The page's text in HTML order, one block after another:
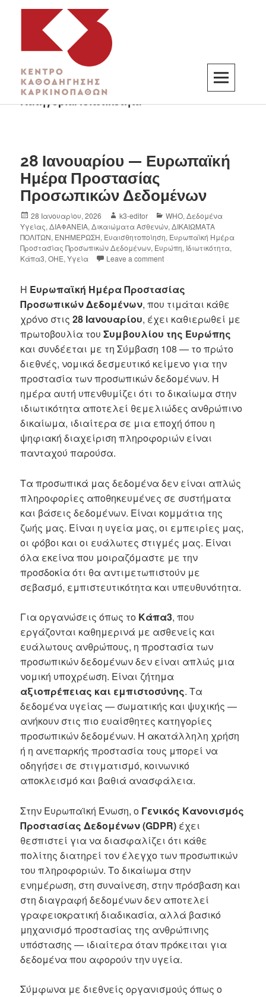
K3
ΚΕΝΤΡΟ ΚΑΘΟΔΗΓΗΣΗΣ ΚΑΡΚΙΝΟΠΑΘΩΝ
Κατηγορία:Ιδιωτικότητα
28 Ιανουαρίου — Ευρωπαϊκή
Ημέρα Προστασίας
Προσωπικών Δεδομένων
28 Ιανουαρίου, 2026 k3-editor WHO,Δεδομένα
Υγείας,ΔΙΑΦΑΝΕΙΑ,Δικαιώματα Ασθενών,ΔΙΚΑΙΩΜΑΤΑ
ΠΟΛΙΤΩΝ, ΕΝΗΜΕΡΩΣΗ, Ευαισθητοποίηση, Ευρωπαϊκή Ημέρα
Προστασίας Προσωπικών Δεδομένων, Ευρώπη, Ιδιωτικότητα,
Κάπα3,ΟΗΕ,Υγεία Leave a comment
Η Ευρωπαϊκή Ημέρα Προστασίας
Προσωπικών Δεδομένων, που τιμάται κάθε
χρόνο στις28 Ιανουαρίου, έχει καθιερωθεί με
πρωτοβουλία τουΣυμβουλίου της Ευρώπης
και συνδέεται με τη Σύμβαση 108 — το πρώτο
διεθνές, νομικά δεσμευτικό κείμενο για την
προστασία των προσωπικών δεδομένων. Η
ημέρα αυτή υπενθυμίζει ότι το δικαίωμα στην
ιδιωτικότητα αποτελεί θεμελιώδες ανθρώπινο
δικαίωμα, ιδιαίτερα σε μια εποχή όπου η
ψηφιακή διαχείριση πληροφοριών είναι
πανταχού παρούσα.
Τα προσωπικά μας δεδομένα δεν είναι απλώς
πληροφορίες αποθηκευμένες σε συστήματα
και βάσεις δεδομένων. Είναι κομμάτια της
ζωής μας. Είναι η υγεία μας, οι εμπειρίες μας,
οι φόβοι και οι ευάλωτες στιγμές μας. Είναι
όλα εκείνα που μοιραζόμαστε με την
προσδοκία ότι θα αντιμετωπιστούν με
σεβασμό, εμπιστευτικότητα και υπευθυνότητα.
Για οργανώσεις όπως το Κάπα3, που
εργάζονται καθημερινά με ασθενείς και
ευάλωτους ανθρώπους, η προστασία των
προσωπικών δεδομένων δεν είναι απλώς μια
νομική υποχρέωση. Είναι ζήτημα
αξιοπρέπειας και εμπιστοσύνης. Τα
δεδομένα υγείας — σωματικής και ψυχικής —
ανήκουν στις πιο ευαίσθητες κατηγορίες
προσωπικών δεδομένων. Η ακατάλληλη χρήση
ή η ανεπαρκής προστασία τους μπορεί να
οδηγήσει σε στιγματισμό, κοινωνικό
αποκλεισμό και βαθιά ανασφάλεια.
Στην Ευρωπαϊκή Ένωση, ο Γενικός Κανονισμός
Προστασίας Δεδομένων (GDPR) έχει
θεσπιστεί για να διασφαλίζει ότι κάθε
πολίτης διατηρεί τον έλεγχο των προσωπικών
του πληροφοριών. Το δικαίωμα στην
ενημέρωση, στη συναίνεση, στην πρόσβαση και
στη διαγραφή δεδομένων δεν αποτελεί
γραφειοκρατική διαδικασία, αλλά βασικό
μηχανισμό προστασίας της ανθρώπινης
υπόστασης — ιδιαίτερα όταν πρόκειται για
δεδομένα που αφορούν την υγεία.
Σύμφωνα με διεθνείς οργανισμούς όπως ο